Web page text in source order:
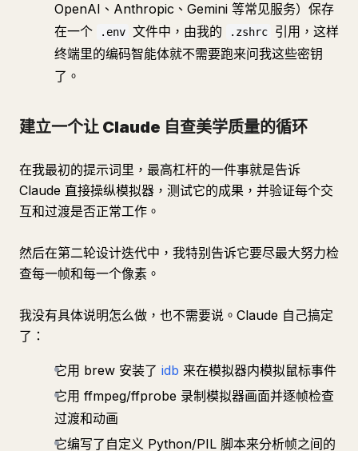
OpenAI、Anthropic、Gemini 等常见服务）保存
在一个
.env 文件中，由我的 .zshrc
引用，这样
终端里的编码智能体就不需要跑来问我这些密钥
了。
建立一个让 Claude 自查美学质量的循环
在我最初的提示词里，最高杠杆的一件事就是告诉
Claude 直接操纵模拟器，测试它的成果，并验证每个交
互和过渡是否正常工作。
然后在第二轮设计迭代中，我特别告诉它要尽最大努力检
查每一帧和每一个像素。
我没有具体说明怎么做，也不需要说。Claude 自己搞定
了：
它用 brew 安装了 idb 来在模拟器内模拟鼠标事件
它用 ffmpeg/ffprobe 录制模拟器画面并逐帧检查
过渡和动画
它编写了自定义 Python/PIL 脚本来分析帧之间的